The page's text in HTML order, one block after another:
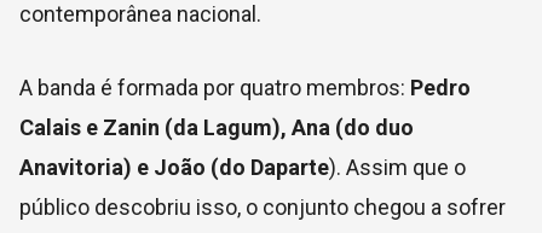
contemporânea nacional.
A banda é formada por quatro membros: Pedro
Calais e Zanin (da Lagum), Ana (do duo
Anavitoria) e João (do Daparte). Assim que o
público descobriu isso, o conjunto chegou a sofrer